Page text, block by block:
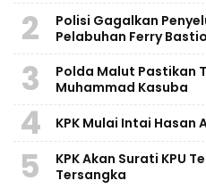
2
Polisi Gagalkan
Pelabuhan Ferry
3
Polda Malut Pastikan
Muhammad Kasuba
4 KPK Mulai Intai Hasan
5
KPK Akan Surati KPU
Tersangka